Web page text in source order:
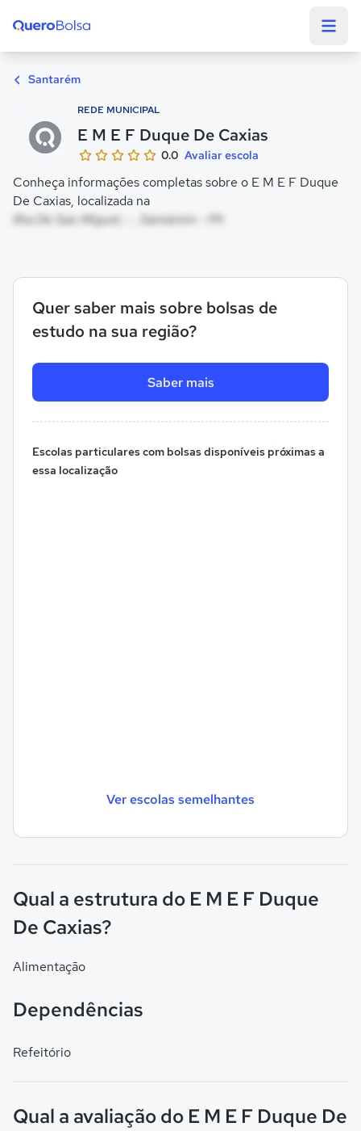
Santarém
REDE MUNICIPAL
E M E F Duque De Caxias
0.0 Avaliar escola
Conheça informações completas sobre o E M E F Duque
De Caxias, localizada na
Ilha De Sao Miguel, - , Santarém - PA
Quer saber mais sobre bolsas de
estudo na sua região?
Saber mais
Escolas particulares com bolsas disponíveis próximas a
essa localização
Ver escolas semelhantes
Qual a estrutura do E M E F Duque
De Caxias?
Alimentação
Dependências
Refeitório
Qual a avaliação do E M E F Duque De